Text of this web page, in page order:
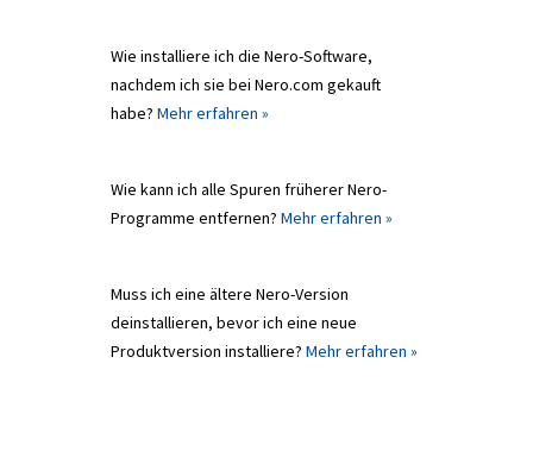
Wie installiere ich die Nero-Software,
nachdem ich sie bei Nero.com gekauft
habe? Mehr erfahren »
Wie kann ich alle Spuren früherer Nero-
Programme entfernen? Mehr erfahren »
Muss ich eine ältere Nero-Version
deinstallieren, bevor ich eine neue
Produktversion installiere? Mehr erfahren »